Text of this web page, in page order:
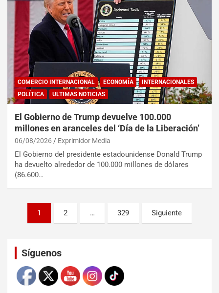
COMERCIO INTERNACIONAL ECONOMÍA
INTERNACIONALES
POLÍTICA
ULTIMAS NOTICIAS
El Gobierno de Trump devuelve 100.000
millones en aranceles del ‘Día de la Liberación’
06/08/2026 Exprimidor Media
El Gobierno del presidente estadounidense Donald Trump
ha devuelto alrededor de 100.000 millones de dólares
(86.600…
1 2 … 329 Siguiente
Síguenos